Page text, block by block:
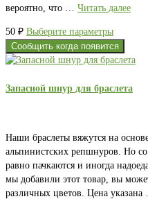
вероятно, что … Читать далее
50 ₽ Выберите параметрыЭтот
товар
имеет
на
товара.
Сообщить когда появится
Запасной шнур для браслета
Наши браслеты вяжутся на
альпинистских репшнуров. Но
равно пачкаются и иногда
мы добавили этот товар, вы
различных цветов. Цена указана